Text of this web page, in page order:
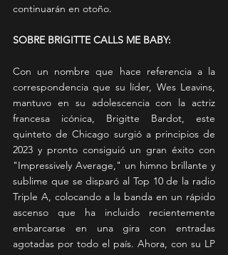
continuarán en otoño.
SOBRE BRIGITTE CALLS ME BABY:
Con un nombre que hace referencia a la
correspondencia que su líder, Wes Leavins,
mantuvo en su adolescencia con la actriz
francesa icónica, Brigitte Bardot, este
quinteto de Chicago surgió a principios de
2023 y pronto consiguió un gran éxito con
"Impressively Average," un himno brillante y
sublime que se disparó al Top 10 de la radio
Triple A, colocando a la banda en un rápido
ascenso que ha incluido recientemente
embarcarse en una gira con entradas
agotadas por todo el país. Ahora, con su LP